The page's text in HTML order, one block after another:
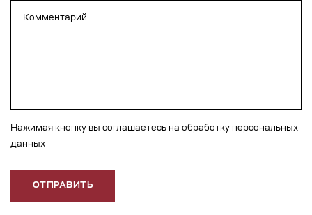
Нажимая кнопку вы соглашаетесь на обработку персональных
данных
ОТПРАВИТЬ